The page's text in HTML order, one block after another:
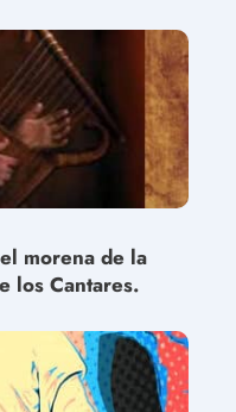
morena de la
los Cantares.